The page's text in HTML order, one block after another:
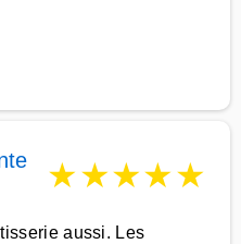
★★★★★
aussi. Les